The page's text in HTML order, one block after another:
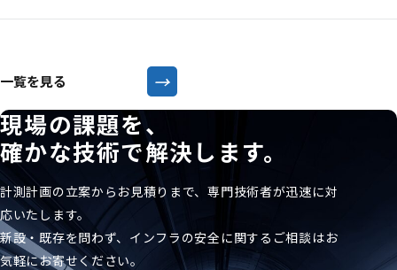
一覧を見る →
現場の課題を、
確かな技術で解決します。
計測計画の立案からお見積りまで、専門技術者が迅速に対
応いたします。
新設・既存を問わず、インフラの安全に関するご相談はお
気軽にお寄せください。